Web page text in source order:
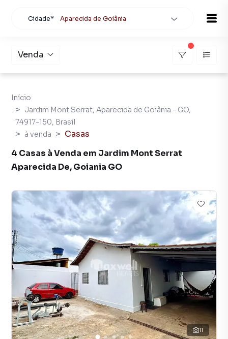
Cidade* Aparecida de Goiânia
Venda
Início
Jardim Mont Serrat, Aparecida de Goiânia - GO,
74917-150, Brasil
à venda
Casas
4 Casas à Venda em Jardim Mont Serrat
Aparecida De, Goiania GO
11